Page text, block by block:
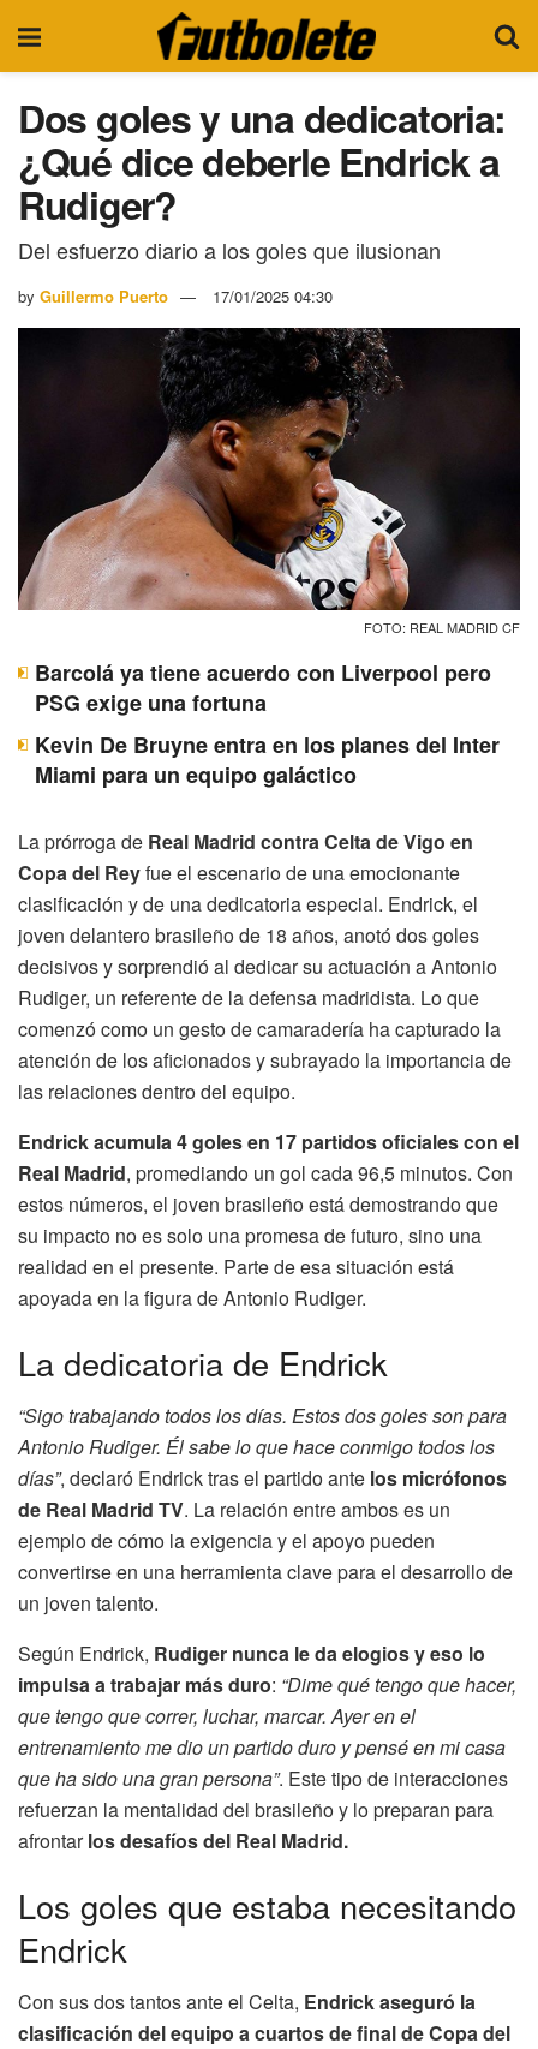
Dos goles y una dedicatoria:
¿Qué dice deberle Endrick a
Rudiger?
Del esfuerzo diario a los goles que ilusionan
by Guillermo Puerto 17/01/2025 04:30
FOTO: REAL MADRID CF
Barcolá ya tiene acuerdo con Liverpool pero
PSG exige una fortuna
Kevin De Bruyne entra en los planes del Inter
Miami para un equipo galáctico
La prórroga de Real Madrid contra Celta de Vigo en
Copa del Reyfue el escenario de una emocionante
clasificación y de una dedicatoria especial. Endrick, el
joven delantero brasileño de 18 años, anotó dos goles
decisivos y sorprendió al dedicar su actuación a Antonio
Rudiger, un referente de la defensa madridista. Lo que
comenzó como un gesto de camaradería ha capturado la
atención de los aficionados y subrayado la importancia de
las relaciones dentro del equipo.
Endrick acumula 4 goles en 17 partidos oficiales con el
Real Madrid, promediando un gol cada 96,5 minutos. Con
estos números, el joven brasileño está demostrando que
su impacto no es solo una promesa de futuro, sino una
realidad en el presente. Parte de esa situación está
apoyada en la figura de Antonio Rudiger.
La dedicatoria de Endrick
“Sigo trabajando todos los días. Estos dos goles son para
Antonio Rudiger. Él sabe lo que hace conmigo todos los
días”, declaró Endrick tras el partido ante los micrófonos
de Real Madrid TV. La relación entre ambos es un
ejemplo de cómo la exigencia y el apoyo pueden
convertirse en una herramienta clave para el desarrollo de
un joven talento.
Según Endrick, Rudiger nunca le da elogios y eso lo
impulsa a trabajar más duro: “Dime qué tengo que hacer,
que tengo que correr, luchar, marcar. Ayer en el
entrenamiento me dio un partido duro y pensé en mi casa
que ha sido una gran persona”. Este tipo de interacciones
refuerzan la mentalidad del brasileño y lo preparan para
afrontarlos desafíos del Real Madrid.
Los goles que estaba necesitando
Endrick
Con sus dos tantos ante el Celta, Endrick aseguró la
clasificación del equipo a cuartos de final de Copa del